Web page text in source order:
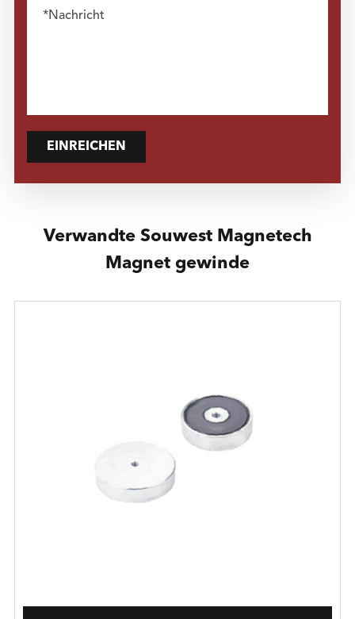
EINREICHEN
Verwandte Souwest Magnetech
Magnet gewinde